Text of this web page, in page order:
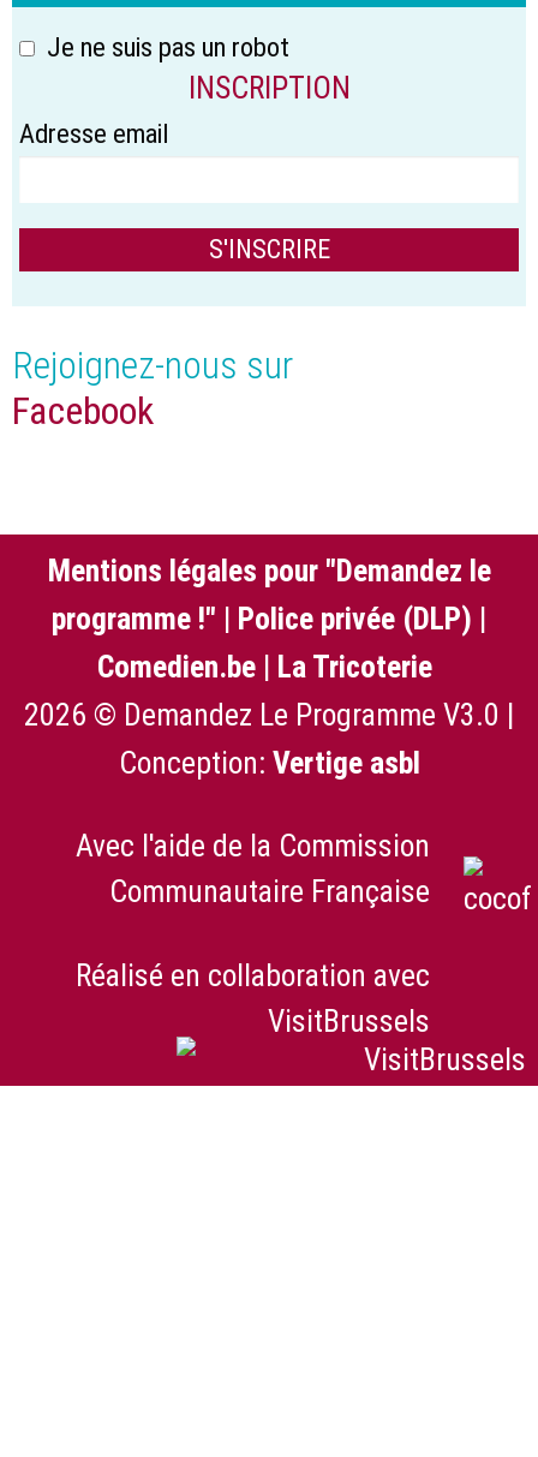
Je ne suis pas un robot
INSCRIPTION
Adresse email
Rejoignez-nous sur
Facebook
Mentions légales pour "Demandez le
programme !" | Police privée (DLP) |
Comedien.be | La Tricoterie
2026 © Demandez Le Programme V3.0 |
Conception: Vertige asbl
Avec l'aide de la Commission
Communautaire Française
Réalisé en collaboration avec
VisitBrussels